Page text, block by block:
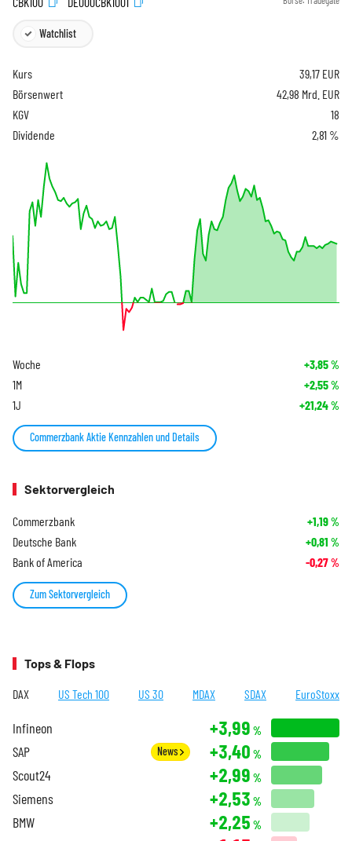
Watchlist
Kurs 39,17 EUR
Börsenwert
42,98 Mrd. EUR
KGV
18
Dividende
2,81 %
Woche +3,85%
1M +2,55%
1J +21,24%
Commerzbank Aktie Kennzahlen und Details
Sektorvergleich
Commerzbank +1,19%
Deutsche Bank +0,81 %
Bank of America -0,27%
Zum Sektorvergleich
Tops & Flops
DAX US Tech 100 US 30 MDAX SDAX EuroStoxx
Infineon +3,99 %
SAP News +3,40 %
Scout24 +2,99 %
Siemens +2,53 %
BMW +2,25 %